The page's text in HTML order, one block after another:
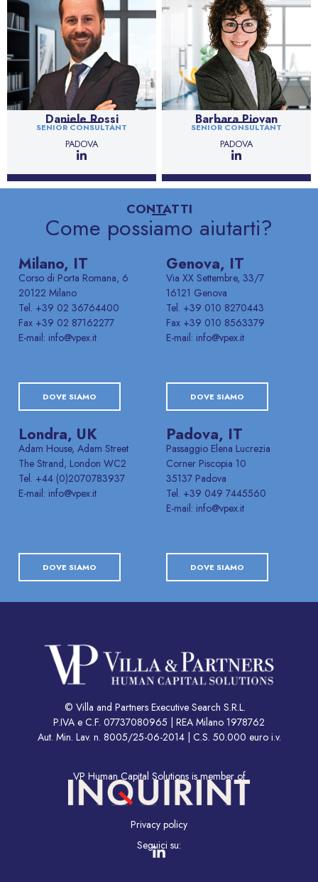
Daniele Rossi
SENIOR CONSULTANT
PADOVA
Barbara Piovan
SENIOR CONSULTANT
PADOVA
CONTATTI
Come possiamo aiutarti?
Milano, IT
Corso di Porta Romana, 6
20122 Milano
Tel. +39 02 36764400
Fax +39 02 87162277
E-mail: info@vpex.it
DOVE SIAMO
Genova, IT
Via XX Settembre, 33/7
16121 Genova
Tel. +39 010 8270443
Fax +39 010 8563379
E-mail: info@vpex.it
DOVE SIAMO
Londra, UK
Adam House, Adam Street
The Strand, London WC2
Tel. +44 (0)2070783937
E-mail: info@vpex.it
DOVE SIAMO
Padova, IT
Passaggio Elena Lucrezia
Corner Piscopia 10
35137 Padova
Tel. +39 049 7445560
E-mail: info@vpex.it
DOVE SIAMO
© Villa and Partners Executive Search S.R.L.
P.IVA e C.F. 07737080965 | REA Milano 1978762
Aut. Min. Lav. n. 8005/25-06-2014 | C.S. 50.000 euro i.v.
VP Human Capital Solutions is member of
Privacy policy
Seguici su: